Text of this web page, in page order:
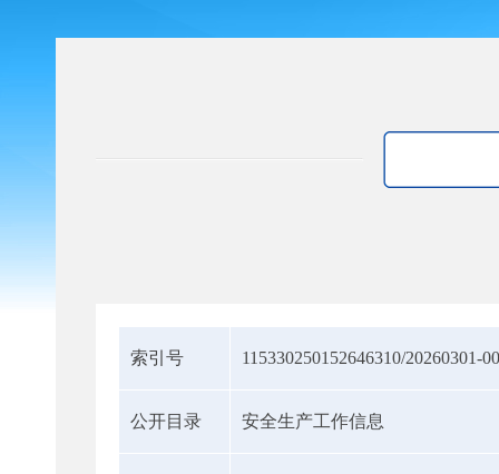
索引号 115330250152646310/20260301-
公开目录 安全生产工作信息